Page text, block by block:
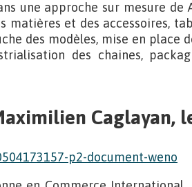
une approche sur mesure
matières et des accessoires,
des modèles, mise en place
des chaines,
Caglayan,